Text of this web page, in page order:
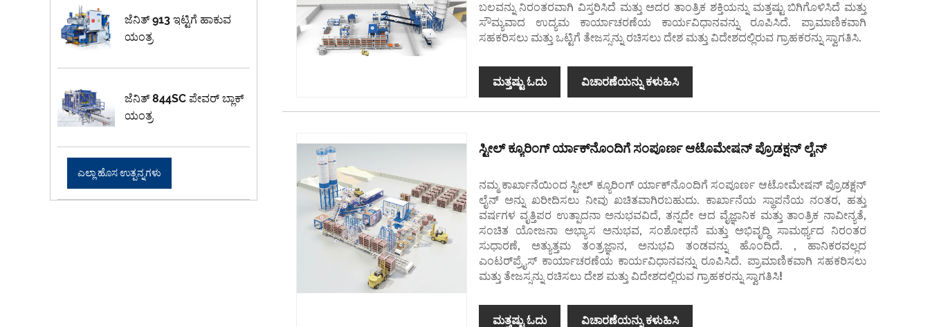
ಜೆನಿತ್ 913 ಇಟ್ಟಿಗೆ ಹಾಕುವ
ಯಂತ್ರ
ಜೆನಿತ್ 844SC ಪೇವರ್ ಬ್ಲಾಕ್
ಯಂತ್ರ
ಎಲ್ಲಾ ಹೊಸ ಉತ್ಪನ್ನಗಳು
ಬಲವನ್ನು ನಿರಂತರವಾಗಿ ವಿಸ್ತರಿಸಿದೆ ಮತ್ತು ಅದರ ತಾಂತ್ರಿಕ ಶಕ್ತಿಯನ್ನು ಮತ್ತಷ್ಟು ಬಿಗಿಗೊಳಿಸಿದೆ ಮತ್ತು
ಸೌಮ್ಯವಾದ ಉದ್ಯಮ ಕಾರ್ಯಾಚರಣೆಯ ಕಾರ್ಯವಿಧಾನವನ್ನು ರೂಪಿಸಿದೆ. ಪ್ರಾಮಾಣಿಕವಾಗಿ
ಸಹಕರಿಸಲು ಮತ್ತು ಒಟ್ಟಿಗೆ ತೇಜಸ್ಸನ್ನು ರಚಿಸಲು ದೇಶ ಮತ್ತು ವಿದೇಶದಲ್ಲಿರುವ ಗ್ರಾಹಕರನ್ನು ಸ್ವಾಗತಿಸಿ.
ಮತ್ತಷ್ಟು ಓದು ವಿಚಾರಣೆಯನ್ನು ಕಳುಹಿಸಿ
ಸ್ಟೀಲ್ ಕ್ಯೂರಿಂಗ್ ರ್ಯಾಕ್‌ನೊಂದಿಗೆ ಸಂಪೂರ್ಣ ಆಟೊಮೇಷನ್ ಪ್ರೊಡಕ್ಷನ್ ಲೈನ್
ನಮ್ಮ ಕಾರ್ಖಾನೆಯಿಂದ ಸ್ಟೀಲ್ ಕ್ಯೂರಿಂಗ್ ರ್ಯಾಕ್‌ನೊಂದಿಗೆ ಸಂಪೂರ್ಣ ಆಟೋಮೇಷನ್ ಪ್ರೊಡಕ್ಷನ್
ಲೈನ್ ಅನ್ನು ಖರೀದಿಸಲು ನೀವು ಖಚಿತವಾಗಿರಬಹುದು. ಕಾರ್ಖಾನೆಯ ಸ್ಥಾಪನೆಯ ನಂತರ, ಹತ್ತು
ವರ್ಷಗಳ ವೃತ್ತಿಪರ ಉತ್ಪಾದನಾ ಅನುಭವವಿದೆ, ತನ್ನದೇ ಆದ ವೈಜ್ಞಾನಿಕ ಮತ್ತು ತಾಂತ್ರಿಕ ನಾವೀನ್ಯತೆ,
ಸಂಚಿತ ಯೋಜನಾ ಅಭ್ಯಾಸ ಅನುಭವ, ಸಂಶೋಧನೆ ಮತ್ತು ಅಭಿವೃದ್ಧಿ ಸಾಮರ್ಥ್ಯದ ನಿರಂತರ
ಸುಧಾರಣೆ, ಅತ್ಯುತ್ತಮ ತಂತ್ರಜ್ಞಾನ, ಅನುಭವಿ ತಂಡವನ್ನು ಹೊಂದಿದೆ. , ಹಾನಿಕರವಲ್ಲದ
ಎಂಟರ್‌ಪ್ರೈಸ್ ಕಾರ್ಯಾಚರಣೆಯ ಕಾರ್ಯವಿಧಾನವನ್ನು ರೂಪಿಸಿದೆ. ಪ್ರಾಮಾಣಿಕವಾಗಿ ಸಹಕರಿಸಲು
ಮತ್ತು ತೇಜಸ್ಸನ್ನು ರಚಿಸಲು ದೇಶ ಮತ್ತು ವಿದೇಶದಲ್ಲಿರುವ ಗ್ರಾಹಕರನ್ನು ಸ್ವಾಗತಿಸಿ!
ಮತ್ತಷ್ಟು ಓದು ವಿಚಾರಣೆಯನ್ನು ಕಳುಹಿಸಿ